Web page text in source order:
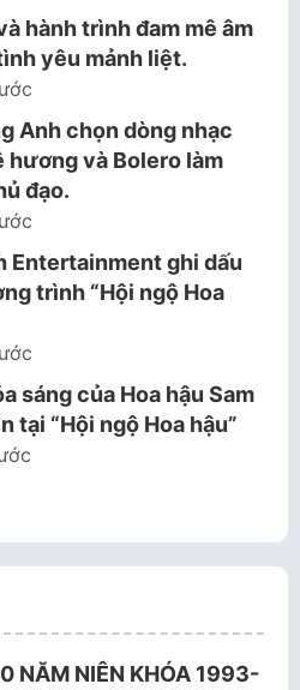
hành trình đam mê âm
yêu mảnh liệt.
Anh chọn dòng nhạc
và Bolero làm
đạo.
Entertainment ghi dấu
trình “Hội ngộ Hoa
sáng của Hoa hậu Sam
tại “Hội ngộ Hoa hậu”
NĂM NIÊN KHÓA 1993-